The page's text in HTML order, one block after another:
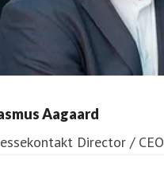
Aagaard
Director / CEO